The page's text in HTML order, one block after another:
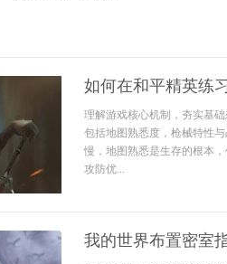
如何在和平精英练
理解游戏核心机制，夯实基
包括地图熟悉度，枪械特性
慢，地图熟悉是生存的根本
攻防优...
我的世界布置密室